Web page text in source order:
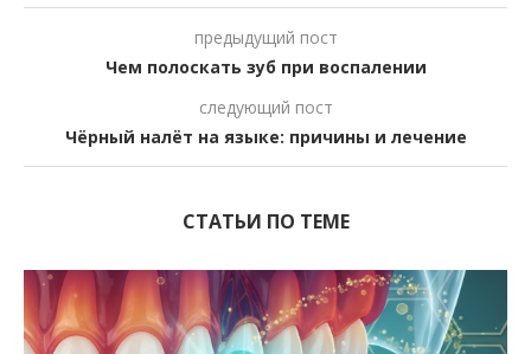
предыдущий пост
Чем полоскать зуб при воспалении
следующий пост
Чёрный налёт на языке: причины и лечение
СТАТЬИ ПО ТЕМЕ